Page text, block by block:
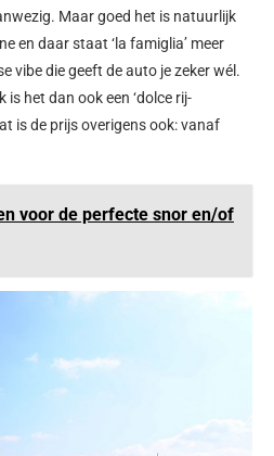
Maar goed het is natuurlijk
en daar staat ‘la famiglia’ meer
vibe die geeft de auto je zeker wél.
het dan ook een ‘dolce rij-
is de prijs overigens ook: vanaf
voor de perfecte snor en/of